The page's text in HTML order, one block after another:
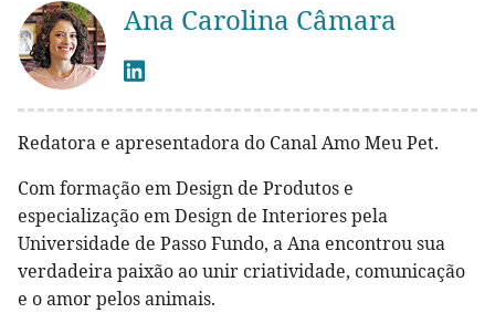
Ana Carolina Câmara
Redatora e apresentadora do Canal Amo Meu Pet.
Com formação em Design de Produtos e
especialização em Design de Interiores pela
Universidade de Passo Fundo, a Ana encontrou sua
verdadeira paixão ao unir criatividade, comunicação
e o amor pelos animais.